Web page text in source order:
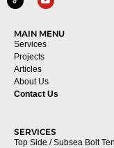
MAIN MENU
Services
Projects
Articles
About Us
Contact Us
SERVICES
Top Side / Subsea Bolt